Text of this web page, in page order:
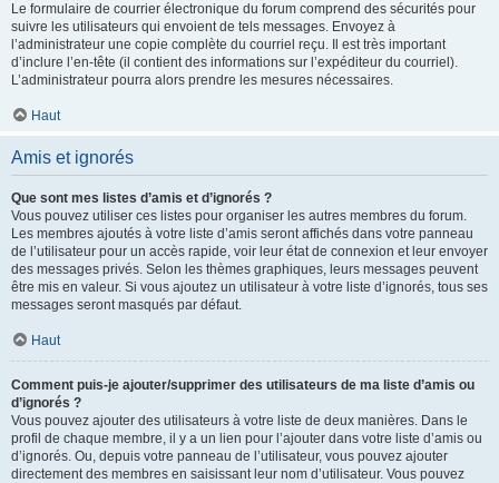
Le formulaire de courrier électronique du forum comprend des sécurités pour
suivre les utilisateurs qui envoient de tels messages. Envoyez à
l’administrateur une copie complète du courriel reçu. Il est très important
d’inclure l’en-tête (il contient des informations sur l’expéditeur du courriel).
L’administrateur pourra alors prendre les mesures nécessaires.
Haut
Amis et ignorés
Que sont mes listes d’amis et d’ignorés ?
Vous pouvez utiliser ces listes pour organiser les autres membres du forum.
Les membres ajoutés à votre liste d’amis seront affichés dans votre panneau
de l’utilisateur pour un accès rapide, voir leur état de connexion et leur envoyer
des messages privés. Selon les thèmes graphiques, leurs messages peuvent
être mis en valeur. Si vous ajoutez un utilisateur à votre liste d’ignorés, tous ses
messages seront masqués par défaut.
Haut
Comment puis-je ajouter/supprimer des utilisateurs de ma liste d’amis ou
d’ignorés ?
Vous pouvez ajouter des utilisateurs à votre liste de deux manières. Dans le
profil de chaque membre, il y a un lien pour l’ajouter dans votre liste d’amis ou
d’ignorés. Ou, depuis votre panneau de l’utilisateur, vous pouvez ajouter
directement des membres en saisissant leur nom d’utilisateur. Vous pouvez